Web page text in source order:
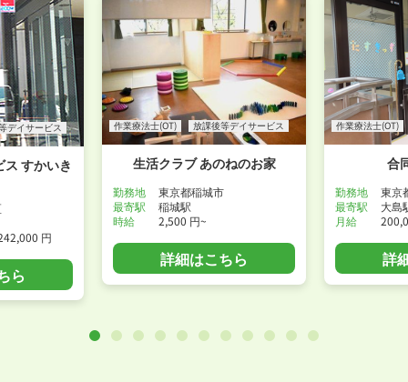
デイサービス
すかいき
円
ら
作業療法士(OT) 放課後等デイサービス
生活クラブ あのねのお家
勤務地
東京都稲城市
最寄駅
稲城駅
時給
2,500 円~
詳細はこちら
作業療法士(OT)
合
勤務地
東京
最寄駅
大島
月給
詳